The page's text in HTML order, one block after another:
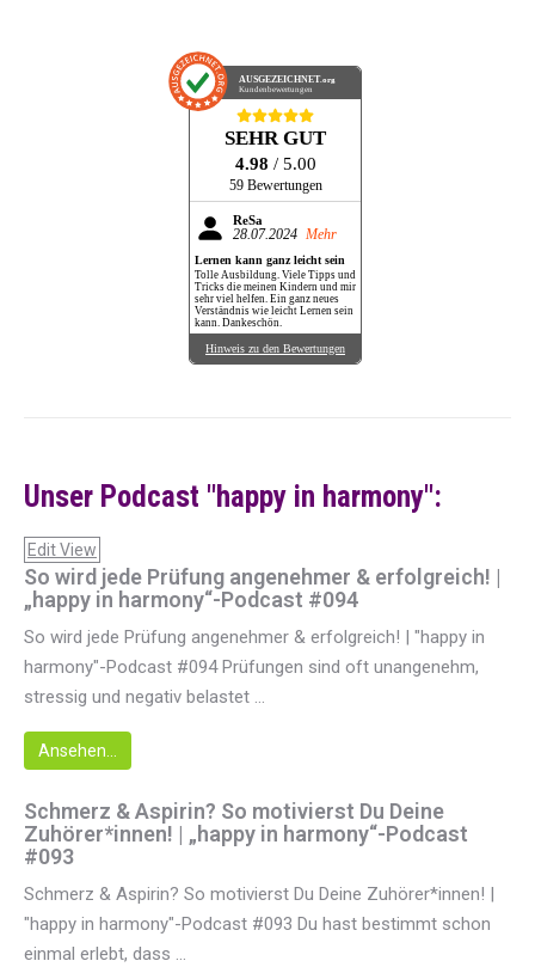
AUSGEZEICHNET.org
Kundenbewertungen
SEHR GUT
4.98 / 5.00
59 Bewertungen
ReSa
28.07.2024 Mehr
Lernen kann ganz leicht sein
Tolle Ausbildung. Viele Tipps und
Tricks die meinen Kindern und mir
sehr viel helfen. Ein ganz neues
Verständnis wie leicht Lernen sein
kann. Dankeschön.
Hinweis zu den Bewertungen
Unser Podcast "happy in harmony":
Edit View
So wird jede Prüfung angenehmer & erfolgreich! |
„happy in harmony“-Podcast #094
So wird jede Prüfung angenehmer & erfolgreich! | "happy in
harmony"-Podcast #094 Prüfungen sind oft unangenehm,
stressig und negativ belastet ...
Ansehen...
Schmerz & Aspirin? So motivierst Du Deine
Zuhörer*innen! | „happy in harmony“-Podcast
#093
Schmerz & Aspirin? So motivierst Du Deine Zuhörer*innen! |
"happy in harmony"-Podcast #093 Du hast bestimmt schon
einmal erlebt, dass ...